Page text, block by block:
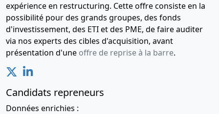
expérience en restructuring. Cette offre consiste en la
possibilité pour des grands groupes, des fonds
d'investissement, des ETI et des PME, de faire auditer
via nos experts des cibles d'acquisition, avant
présentation d'une offre de reprise à la barre.
Candidats repreneurs
Données enrichies :